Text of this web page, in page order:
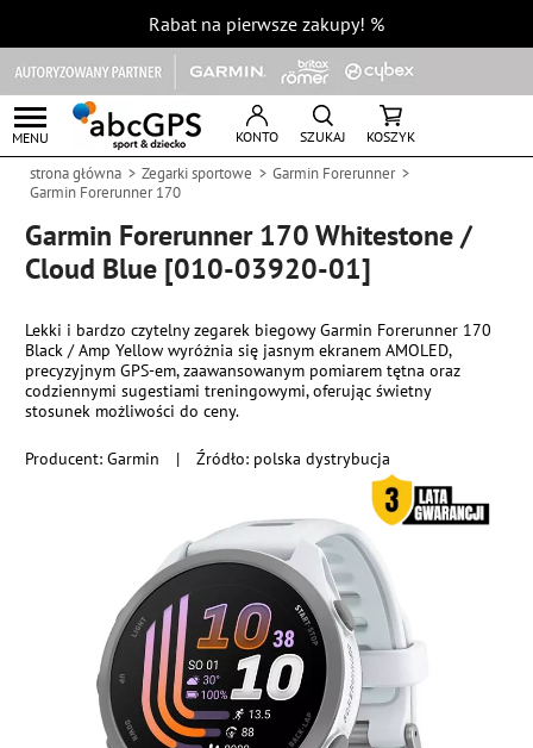
Rabat na pierwsze zakupy! %
MENU KONTO SZUKAJ KOSZYK
strona główna Zegarki sportowe
Garmin Forerunner
Garmin Forerunner 170
Garmin Forerunner 170 Whitestone /
Cloud Blue [010-03920-01]
Producent:Garmin | Źródło: polska dystrybucja
Lekki i bardzo czytelny zegarek biegowy Garmin Forerunner 170
Black / Amp Yellow wyróżnia się jasnym ekranem AMOLED,
precyzyjnym GPS-em, zaawansowanym pomiarem tętna oraz
codziennymi sugestiami treningowymi, oferując świetny
stosunek możliwości do ceny.